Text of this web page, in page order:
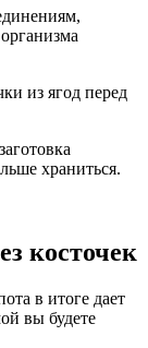
из ягод перед
храниться.
косточек
в итоге дает
вы будете